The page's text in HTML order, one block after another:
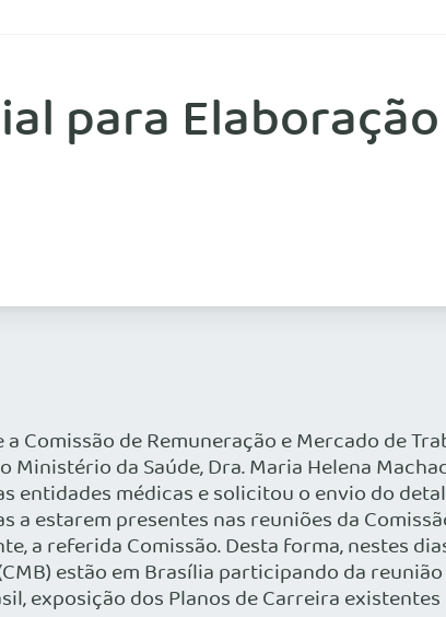
para
Comissão de Remuneração e Mercado de
Ministério da Saúde, Dra. Maria Helena
entidades médicas e solicitou o envio do
estarem presentes nas reuniões da
a referida Comissão. Desta forma, nestes
estão em Brasília participando da
exposição dos Planos de Carreira